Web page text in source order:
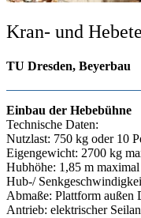
Kran- und
TU Dresden, Beyerbau
Einbau der Hebebühne
Technische Daten:
Nutzlast: 750 kg oder 10
Eigengewicht: 2700 kg
Hubhöhe: 1,85 m maximal
Hub-/
Abmaße: Plattform außen
Antrieb: elektrischer